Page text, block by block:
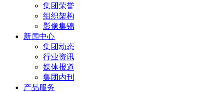
集团荣誉
组织架构
影像集锦
新闻中心
集团动态
行业资讯
媒体报道
集团内刊
产品服务